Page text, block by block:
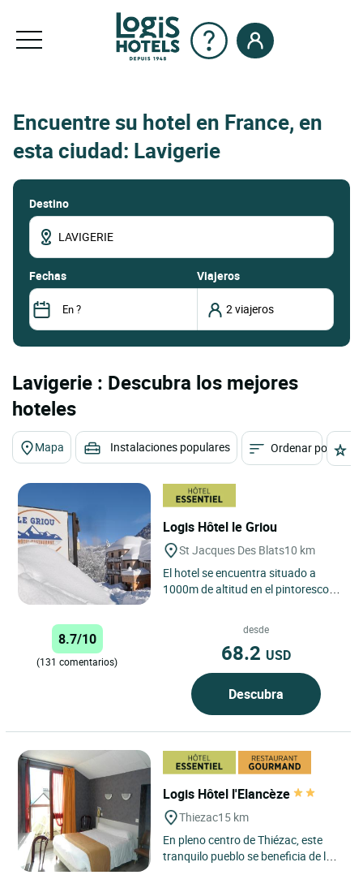
Encuentre su hotel en France, en
esta ciudad: Lavigerie
Destino
fechas Viajeros
Lavigerie : Descubra los mejores
hoteles
Mapa Instalaciones populares Ordenar por
Logis Hôtel le Griou
St Jacques Des Blats10 km
El hotel se encuentra situado a
1000m de altitud en el pintoresco
8.7/10
(131 comentarios)
desde
68.2 USD
Descubra
Logis Hôtel l'Elancèze
Thiezac15 km
En pleno centro de Thiézac, este
tranquilo pueblo se beneficia de la